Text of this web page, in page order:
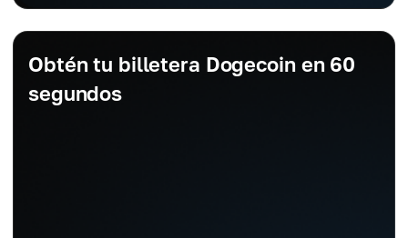
Obtén tu billetera Dogecoin en 60
segundos